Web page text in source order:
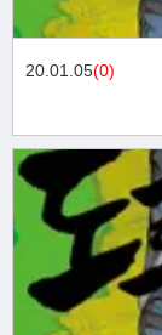
20.01.05(0)